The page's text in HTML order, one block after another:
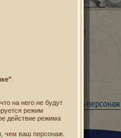
Имя! Мне нужно имя!
Уже есть персонаж
на него не будут
режим
действие режима
чем ваш персонаж.